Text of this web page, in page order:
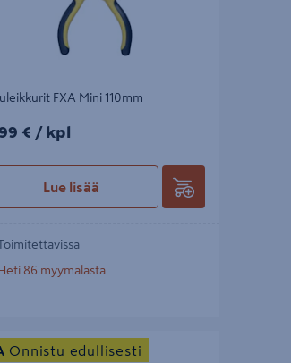
FXA Mini 110mm
kpl
€ / kpl
Lue lisää
Heti 86 myymälästä
FXA 600mm
Onnistu edullisesti